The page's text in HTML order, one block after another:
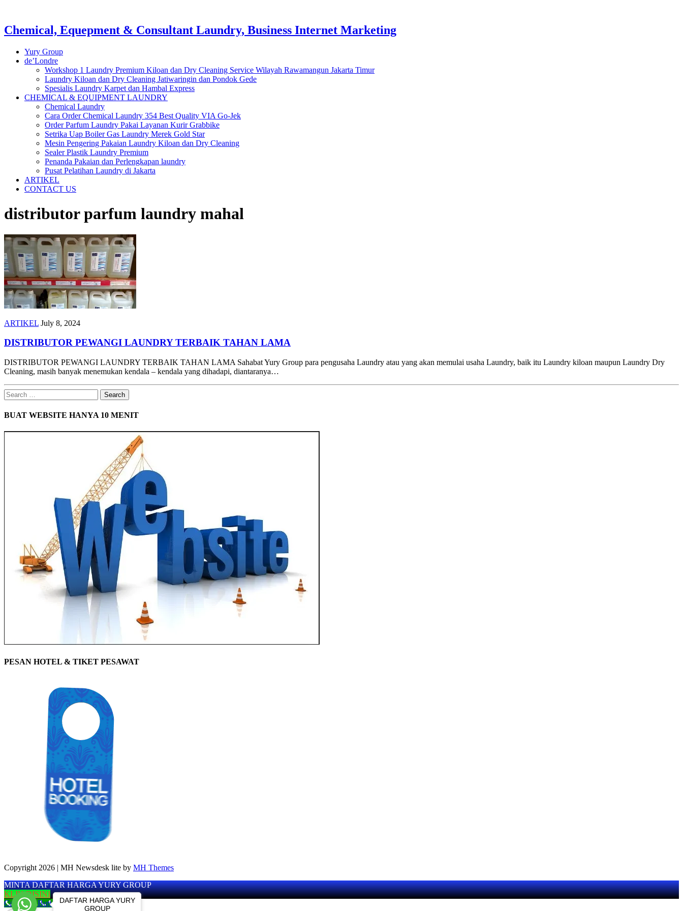
Chemical, Equepment & Consultant Laundry, Business Internet Marketing
Yury Group
de’Londre
Workshop 1 Laundry Premium Kiloan dan Dry Cleaning Service Wilayah Rawamangun Jakarta Timur
Laundry Kiloan dan Dry Cleaning Jatiwaringin dan Pondok Gede
Spesialis Laundry Karpet dan Hambal Express
CHEMICAL & EQUIPMENT LAUNDRY
Chemical Laundry
Cara Order Chemical Laundry 354 Best Quality VIA Go-Jek
Order Parfum Laundry Pakai Layanan Kurir Grabbike
Setrika Uap Boiler Gas Laundry Merek Gold Star
Mesin Pengering Pakaian Laundry Kiloan dan Dry Cleaning
Sealer Plastik Laundry Premium
Penanda Pakaian dan Perlengkapan laundry
Pusat Pelatihan Laundry di Jakarta
ARTIKEL
CONTACT US
distributor parfum laundry mahal
ARTIKEL July 8, 2024
DISTRIBUTOR PEWANGI LAUNDRY TERBAIK TAHAN LAMA
DISTRIBUTOR PEWANGI LAUNDRY TERBAIK TAHAN LAMA Sahabat Yury Group para pengusaha Laundry atau yang akan memulai usaha Laundry, baik itu Laundry kiloan maupun Laundry Dry
Cleaning, masih banyak menemukan kendala – kendala yang dihadapi, diantaranya…
Search
for:
BUAT WEBSITE HANYA 10 MENIT
PESAN HOTEL & TIKET PESAWAT
Copyright 2026 | MH Newsdesk lite by MH Themes
MINTA DAFTAR HARGA YURY GROUP
KLIK DISINI
Call Now Button DAFTAR HARGA YURY
GROUP